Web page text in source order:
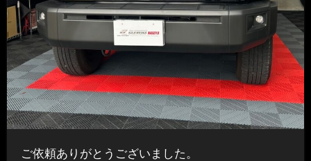
ご依頼ありがとうございました。